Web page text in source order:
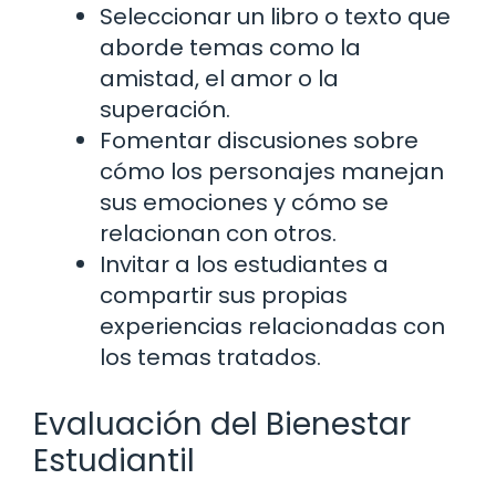
Seleccionar un libro o texto que
aborde temas como la
amistad, el amor o la
superación.
Fomentar discusiones sobre
cómo los personajes manejan
sus emociones y cómo se
relacionan con otros.
Invitar a los estudiantes a
compartir sus propias
experiencias relacionadas con
los temas tratados.
Evaluación del Bienestar
Estudiantil